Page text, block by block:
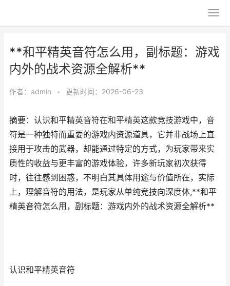
**和平精英音符怎么用，副标题：游戏
内外的战术资源全解析**
作者： admin • 更新时间：2026-06-23
摘要：认识和平精英音符在和平精英这款竞技游戏中，音
符是一种独特而重要的游戏内资源道具，它并非战场上直
接用于攻击的武器，却能通过特定的方式，为玩家带来实
质性的收益与更丰富的游戏体验，许多新玩家初次获得
时，往往感到困惑，不明白其具体用途与价值所在，实际
上，理解音符的用法，是玩家从单纯竞技向深度体,**和平
精英音符怎么用，副标题：游戏内外的战术资源全解析**
认识和平精英音符